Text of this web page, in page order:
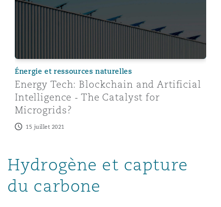
Énergie et ressources naturelles
Energy Tech: Blockchain and Artificial
Intelligence - The Catalyst for
Microgrids?
15 juillet 2021
Hydrogène et capture
du carbone